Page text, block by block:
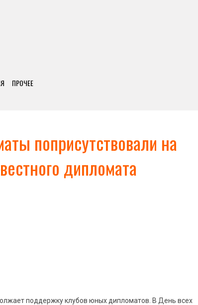
ПРОЧЕЕ
поприсутствовали на
дипломата
поддержку клубов юных дипломатов. В День всех